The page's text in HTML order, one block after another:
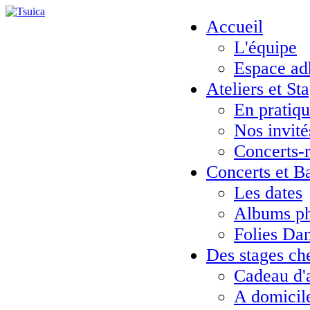
Accueil
L'équipe
Espace
Ateliers et
En
Nos
Concerts-
Concerts et
Les dates
Albums
Folies
Des stages
Cadeau
A